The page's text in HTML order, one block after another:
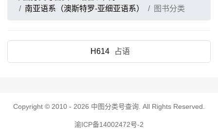
南亚语系（澳斯特罗-亚细亚语系）
图书分类
H614 占语
Copyright © 2010 - 2026 中图分类号查询 . All Rights Reserved.
渝ICP备14002472号-2